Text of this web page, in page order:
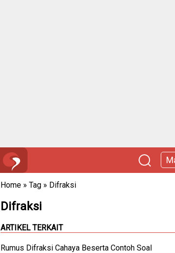
Home » Tag » Difraksi
Difraksi
ARTIKEL TERKAIT
Rumus Difraksi Cahaya Beserta Contoh Soal